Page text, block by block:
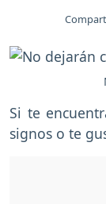
Si te
signos o te